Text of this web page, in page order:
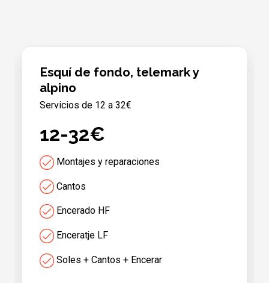
Esquí de fondo, telemark y
alpino
Servicios de 12 a 32€
12-32€
Montajes y reparaciones
Cantos
Encerado HF
Enceratje LF
Soles + Cantos + Encerar